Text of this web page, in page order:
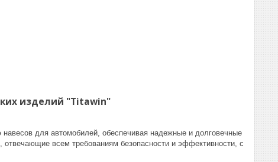
изделий "Titawin"
для автомобилей, обеспечивая надежные и долговечные
всем требованиям безопасности и эффективности, с